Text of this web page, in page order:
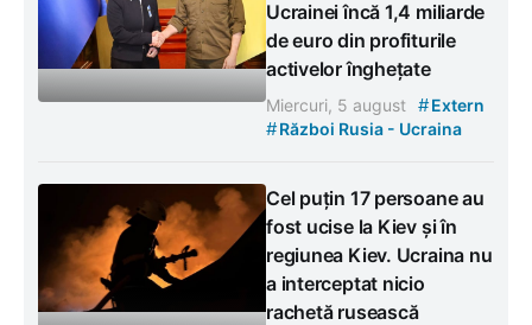
Ucrainei încă 1,4 miliarde
de euro din profiturile
activelor înghețate
Miercuri, 5 august #Extern
#Război Rusia - Ucraina
Cel puțin 17 persoane au
fost ucise la Kiev și în
regiunea Kiev. Ucraina nu
a interceptat nicio
rachetă rusească